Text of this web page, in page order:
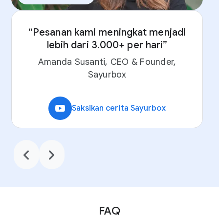
“Pesanan kami meningkat menjadi
lebih dari 3.000+ per hari”
Amanda Susanti, CEO & Founder,
Sayurbox
video_youtube Saksikan cerita Sayurbox
chevron_backward chevron_forward
FAQ